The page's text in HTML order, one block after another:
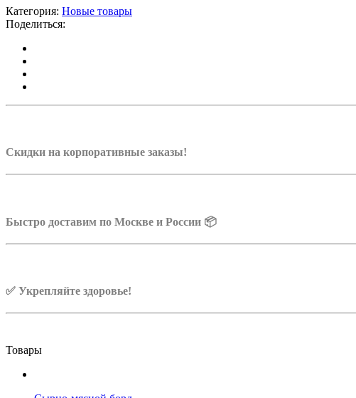
Категория: Новые товары
Поделиться:
Скидки на корпоративные заказы!
Быстро доставим по Москве и России 📦
✅ Укрепляйте здоровье!
Товары